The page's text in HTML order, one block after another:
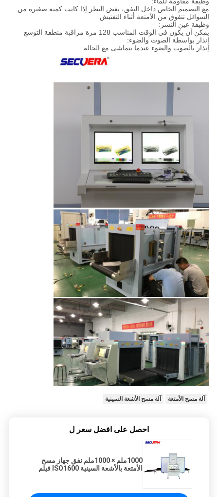
مع التصميم الخاص داخل النفق، بغض النظر إذا كانت كمية صغيرة من
السوائل تتفوق من الأمتعة أثناء التفتيش
وظيفة عين النسر:
يمكن أن يكون في الوقت المناسب 128 مرة مراقبة منطقة التوسع
إنذار بواسطة الصوت والضوء:
إنذار بالصوت والضوء عندما يتماشى مع الحالة.
آلة مسح الأمتعة آلة مسح الأشعة السينية
احصل على افضل سعر ل
1000ملم × 1000ملم نفق جهاز مسح
الأمتعة بالأشعة السينية ISO1600 فيلم